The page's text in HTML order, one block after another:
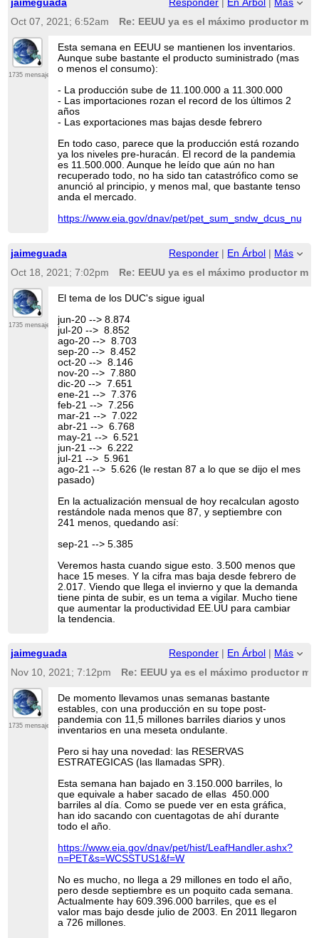
30 millones de barriles en pérdidas totales de
uno de los huracanes más devastadores de la historia
que los aumentos de producción de la OPEP + desde
julio de este año no marcarán una diferencia en el
suministro mundial.
anteriormente que debido al huracán Ida, el suministro
mundial de petróleo en realidad cayó en agosto, a
bpd. La IEA agregó que esperaba que el crecimiento
según Goldman Sachs, esto no será lo suficientemente
cerca como para restablecer el equilibrio entre la oferta
y la demanda.
Los analistas de materias primas del banco de
inversión esperan ahora que el crudo Brent llegue a los
90 dólares a finales de año a medida que la demanda
de los viajes. La recuperación, según los analistas, se
prueba de que la vacunación funciona y es posible que
se pueda volver a la vida normal una vez más.
Esto no es lo que el consumidor promedio de noticias
Covid-19, pero el aumento continuo de la demanda de
parte del panorama, y ​​la otra parte no es tan pesimista.
Finalmente, está el factor alcista adicional para el
petróleo: la crisis del gas que ha paralizado a Europa y
está comenzando a paralizar también a China.
Una combinación de subinversión en la producción
local, un aumento en la demanda a medida que la
actividad económica se recuperó y un duro invierno el
año pasado que dejó las cavernas de almacenamiento
medio vacías se convirtió en una tormenta perfecta
para Europa a principios de este año y elevó los
precios del gas por las nubes, lo que provocó que los
servicios públicos para reiniciar las centrales eléctricas
de carbón y petróleo. China, por otro lado, está
sufriendo los efectos de la escasez de suministro de
carbón y las regulaciones de emisiones más estrictas
energía.
Todo esto generará un déficit persistente para los
mercados petroleros, señalaron los analistas de
Goldman. Además, "su escala abrumará tanto la
voluntad como la capacidad de la OPEP + para
aumentar". Una recuperación del esquisto
estadounidense también será insuficiente para borrar
el déficit, señalaron los analistas.
Básicamente, esto significa que el petróleo se
mantendrá más alto durante más tiempo, un escenario
que hubiera sido improbable en el mejor de los casos
renovables y su papel para matar la demanda de
petróleo de forma permanente. Ahora, para colmo de
males, los precios del carbón también se están
disparando a medida que los servicios públicos
caída de la generación renovable durante el invierno.
https://oilprice-com.translate.goog/Energy/Crude-
Oil/OPEC-Will-Be-Unwilling-And-Unable-To-Stop-The-
_x_tr_sl=en&_x_tr_tl=es&_x_tr_hl=es&_x_tr_pto=nui,sc
jaimeguada Responder En Árbol
Más
Oct 07, 2021; 6:52am
Re: EEUU ya es el máximo productor
1735 mensajes
Esta semana en EEUU se mantienen los inventarios.
Aunque sube bastante el producto suministrado (mas
o menos el consumo):
- La producción sube de 11.100.000 a 11.300.000
- Las importaciones rozan el record de los últimos 2
años
- Las exportaciones mas bajas desde febrero
En todo caso, parece que la producción está rozando
ya los niveles pre-huracán. El record de la pandemia
es 11.500.000. Aunque he leído que aún no han
recuperado todo, no ha sido tan catastrófico como se
anunció al principio, y menos mal, que bastante tenso
anda el mercado.
https://www.eia.gov/dnav/pet/
jaimeguada Responder | En Árbol | Más
Oct 18, 2021; 7:02pm
Re: EEUU ya es el máximo productor
1735 mensajes
El tema de los DUC's sigue igual
jun-20 --> 8.874
jul-20 --> 8.852
ago-20 --> 8.703
sep-20 --> 8.452
oct-20 --> 8.146
nov-20 --> 7.880
dic-20 --> 7.651
ene-21 --> 7.376
feb-21 --> 7.256
mar-21 --> 7.022
abr-21 --> 6.768
may-21 --> 6.521
jun-21 --> 6.222
jul-21 --> 5.961
ago-21 --> 5.626 (le restan 87 a lo que se dijo el mes
pasado)
En la actualización mensual de hoy recalculan agosto
restándole nada menos que 87, y septiembre con
241 menos, quedando así:
sep-21 --> 5.385
Veremos hasta cuando sigue esto. 3.500 menos que
hace 15 meses. Y la cifra mas baja desde febrero de
2.017. Viendo que llega el invierno y que la demanda
tiene pinta de subir, es un tema a vigilar. Mucho tiene
que aumentar la productividad EE.UU para cambiar
la tendencia.
jaimeguada Responder En Árbol
Más
Nov 10, 2021; 7:12pm
Re: EEUU ya es el máximo productor
1735 mensajes
De momento llevamos unas semanas bastante
estables, con una producción en su tope post-
pandemia con 11,5 millones barriles diarios y unos
inventarios en una meseta ondulante.
Pero si hay una novedad: las RESERVAS
ESTRATEGICAS (las llamadas SPR).
Esta semana han bajado en 3.150.000 barriles, lo
que equivale a haber sacado de ellas 450.000
barriles al día. Como se puede ver en esta gráfica,
han ido sacando con cuentagotas de ahí durante
todo el año.
https://www.eia.gov/dnav/pet/hist/LeafHandler.ashx?
n=PET&s=WCSSTUS1&f=W
No es mucho, no llega a 29 millones en todo el año,
pero desde septiembre es un poquito cada semana.
Actualmente hay 609.396.000 barriles, que es el
valor mas bajo desde julio de 2003. En 2011 llegaron
a 726 millones.